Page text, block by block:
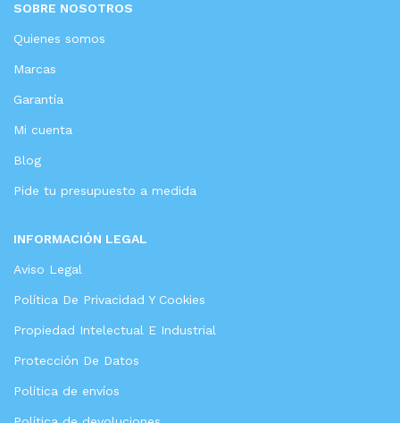
SOBRE NOSOTROS
Quienes somos
Marcas
Garantía
Mi cuenta
Blog
Pide tu presupuesto a medida
INFORMACIÓN LEGAL
Aviso Legal
Política De Privacidad Y Cookies
Propiedad Intelectual E Industrial
Protección De Datos
Política de envíos